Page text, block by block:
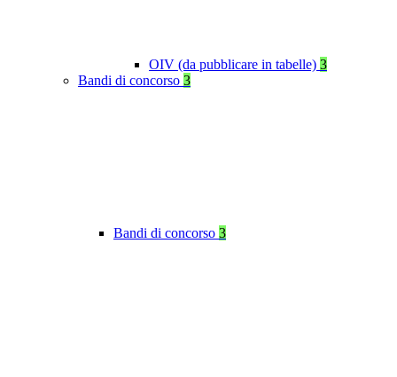
OIV (da pubblicare in tabelle) 3
Bandi di concorso 3
Bandi di concorso 3